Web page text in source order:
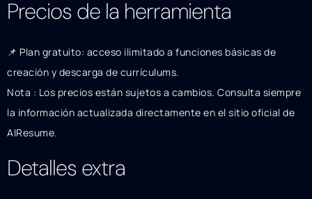
Precios de la herramienta
📌 Plan gratuito: acceso ilimitado a funciones básicas de
creación y descarga de currículums.
Nota : Los precios están sujetos a cambios. Consulta siempre
la información actualizada directamente en el sitio oficial de
AIResume.
Detalles extra